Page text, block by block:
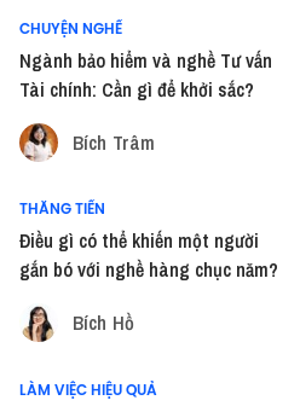
CHUYỆN NGHỀ
Ngành bảo hiểm và nghề Tư vấn
Tài chính: Cần gì để khởi sắc?
Bích Trâm
THĂNG TIẾN
Điều gì có thể khiến một người
gắn bó với nghề hàng chục năm?
Bích Hồ
LÀM VIỆC HIỆU QUẢ